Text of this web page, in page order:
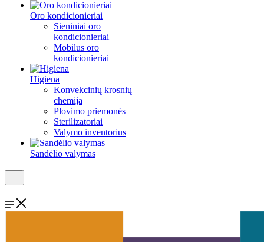
Oro kondicionieriai
Sieniniai oro
kondicionieriai
Mobilūs oro
kondicionieriai
Higiena
Konvekcinių krosnių
chemija
Plovimo priemonės
Sterilizatoriai
Valymo inventorius
Sandėlio valymas